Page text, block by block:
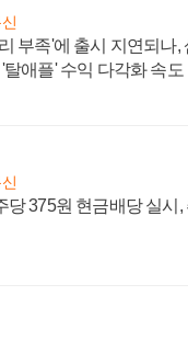
부족'에 출시 지연되나
탈애플' 수익 다각화 속도
당 375원 현금배당 실시